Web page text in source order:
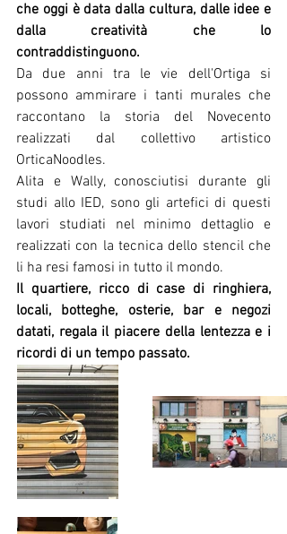
che oggi è data dalla cultura, dalle idee e
dalla creatività che lo
contraddistinguono.
Da due anni tra le vie dell'Ortiga si
possono ammirare i tanti murales che
raccontano la storia del Novecento
realizzati dal collettivo artistico
OrticaNoodles.
Alita e Wally, conosciutisi durante gli
studi allo IED, sono gli artefici di questi
lavori studiati nel minimo dettaglio e
realizzati con la tecnica dello stencil che
li ha resi famosi in tutto il mondo.
Il quartiere, ricco di case di ringhiera,
locali, botteghe, osterie, bar e negozi
datati, regala il piacere della lentezza e i
ricordi di un tempo passato.